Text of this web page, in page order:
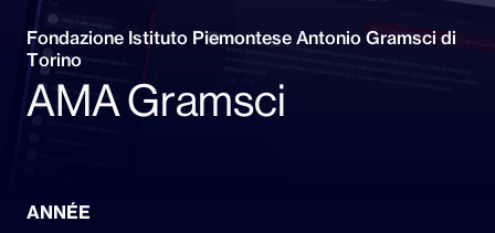
Fondazione Istituto Piemontese Antonio Gramsci di
Torino
AMA Gramsci
ANNÉE